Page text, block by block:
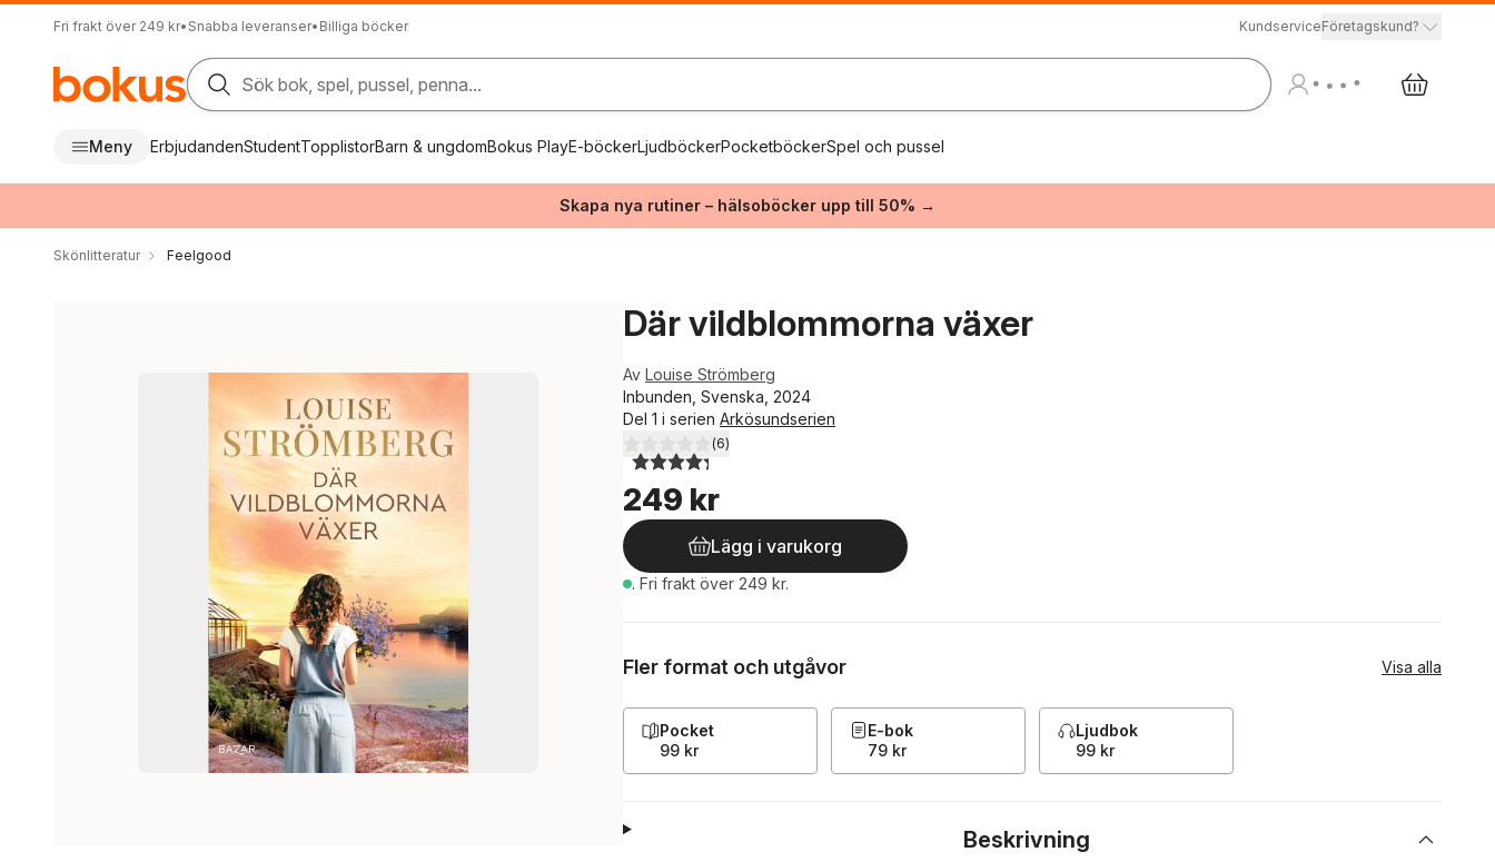
Fri frakt över 249 kr• Snabba leveranser• Billiga böcker KundserviceFöretagskund?
Sök bok, spel, pussel, penna...
Meny ErbjudandenStudentTopplistorBarn & ungdomBokus PlayE-böckerLjudböckerPocketböckerSpel och pussel
Skapa nya rutiner – hälsoböcker upp till 50% →
Skönlitteratur Feelgood
Där vildblommorna växer
Av Louise Strömberg
Inbunden, Svenska, 2024
Del 1 i serien Arkösundserien
4,3utav 5 stjärnor. Totalt antal röster:
(6)
249 kr
Lägg i varukorg
. Fri frakt över 249 kr.
Fler format och utgåvor Visa alla
Pocket
99 kr
E-bok
79 kr
Ljudbok
99 kr
Beskrivning